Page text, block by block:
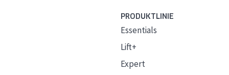
PRODUKTLINIE
Essentials
Lift+
Expert